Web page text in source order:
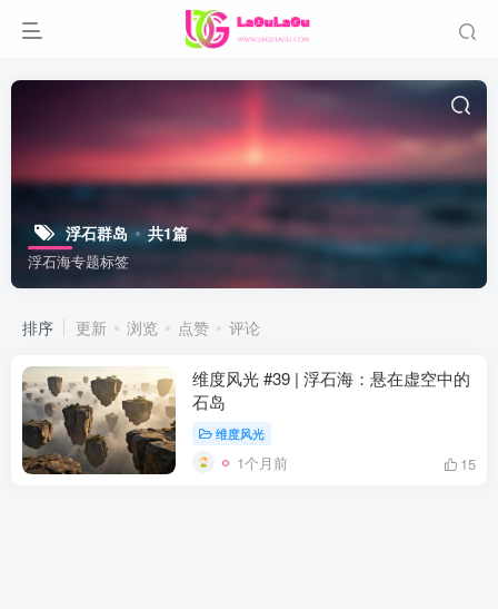
浮石群岛 共1篇
浮石海专题标签
排序 更新 浏览 点赞 评论
维度风光 #39 | 浮石海：悬在虚空中的
石岛
维度风光
1个月前 15